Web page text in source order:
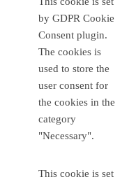
by GDPR Cookie
Consent plugin.
The cookies is
used to store the
user consent for
the cookies in the
category
"Necessary".
This cookie is set